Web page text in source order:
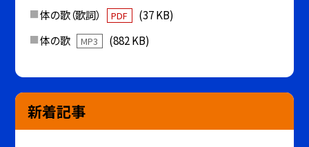
体の歌（歌詞）
PDF
(37 KB)
体の歌
MP3 (882 KB)
新着記事